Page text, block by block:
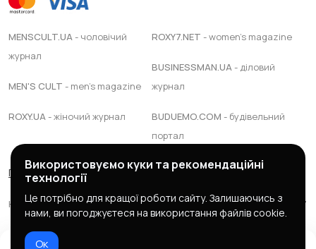
MENSCULT.UA- чоловічий
журнал
MEN'S CULT - men's magazine
ROXY.UA- жіночий журнал
ROXY7.NET - women's magazine
BUSINESSMAN.UA- діловий
журнал
BUDUEMO.COM - будівельний
портал
Правила сервісу Політика конфіденційності
Юридична підтримка Адвокатське обєднання "ЯАС ПАРТНЕРС"
Використовуємо куки та рекомендаційні
технології
Це потрібно для кращої роботи сайту. Залишаючись з
нами, ви погоджуєтеся на використання файлів cookie.
Ок